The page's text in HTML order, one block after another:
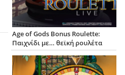
Age of Gods Bonus Roulette:
Παιχνίδι με… θεϊκή ρουλέτα